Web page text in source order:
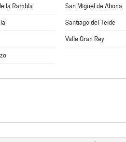
la Rambla San Miguel de Abona
Santiago del Teide
Valle Gran Rey